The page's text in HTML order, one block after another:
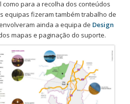
como para a recolha dos conteúdos
equipas fizeram também trabalho de
ainda a equipa de Design
mapas e paginação do suporte.